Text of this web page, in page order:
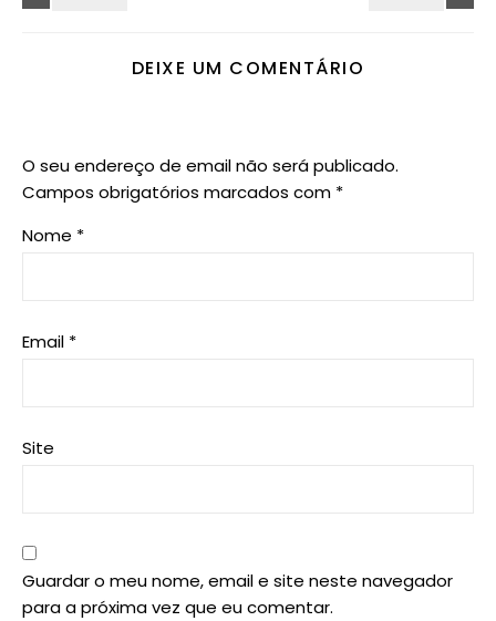
DEIXE UM COMENTÁRIO
O seu endereço de email não será publicado.
Campos obrigatórios marcados com *
Nome *
Email *
Site
Guardar o meu nome, email e site neste navegador
para a próxima vez que eu comentar.